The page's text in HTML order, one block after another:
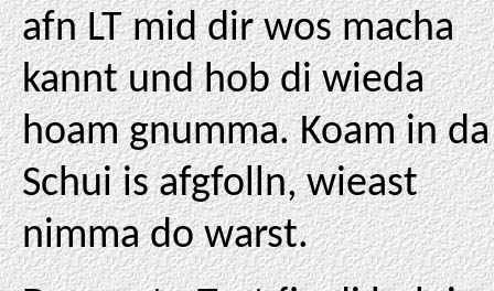
afn LT mid dir wos macha
kannt und hob di wieda
hoam gnumma. Koam in da
Schui is afgfolln, wieast
nimma do warst.